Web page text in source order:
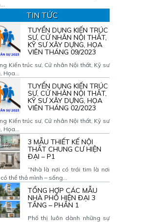
TIN TỨC
TUYỂN DỤNG KIẾN TRÚC
SƯ, CỬ NHÂN NỘI THẤT,
KỸ SƯ XÂY DỰNG, HỌA
VIÊN THÁNG 09/2023
Kiến trúc sư, Cử nhân Nội thất, Kỹ sư
Họa...
TUYỂN DỤNG KIẾN TRÚC
SƯ, CỬ NHÂN NỘI THẤT,
KỸ SƯ XÂY DỰNG, HỌA
VIÊN THÁNG 02/2023
Kiến trúc sư, Cử nhân Nội thất, Kỹ sư
Họa...
3 MẪU THIẾT KẾ NỘI
THẤT CHUNG CƯ HIỆN
ĐẠI – P1
“Nhà là nơi có trái tim là nơi
thể thả mình – sống...
TỔNG HỢP CÁC MẪU
NHÀ PHỐ HIỆN ĐẠI 3
TẦNG – PHẦN 1
Phố thị luôn dành những sự